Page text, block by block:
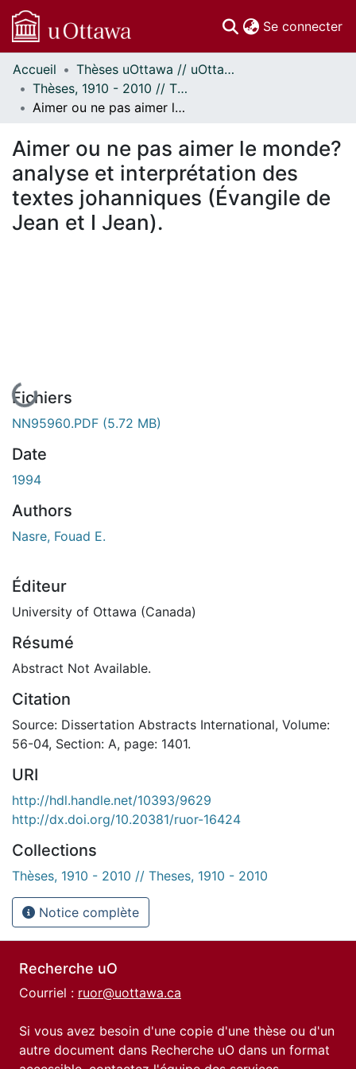
Se connecter
Communautés
et collections
Parcourir
À propos
Accueil
Thèses uOttawa // uOttawa Theses
Thèses, 1910 - 2010 // Theses, 1910 - 2010
Aimer ou ne pas aimer le monde? analyse et interprétation des textes johanniques (Évangile de Jean et I Jean).
Aimer ou ne pas aimer le monde?
analyse et interprétation des
textes johanniques (Évangile de
Jean et I Jean).
En cours de chargement...
Fichiers
NN95960.PDF (5.72 MB)
Date
1994
Authors
Nasre, Fouad E.
Éditeur
University of Ottawa (Canada)
Résumé
Abstract Not Available.
Citation
Source: Dissertation Abstracts International, Volume:
56-04, Section: A, page: 1401.
URI
http://hdl.handle.net/10393/9629
http://dx.doi.org/10.20381/ruor-16424
Collections
Thèses, 1910 - 2010 // Theses, 1910 - 2010
Notice complète
Recherche uO
Courriel : ruor@uottawa.ca
Si vous avez besoin d'une copie d'une thèse ou d'un
autre document dans Recherche uO dans un format